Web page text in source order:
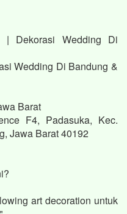
| Dekorasi Wedding Di
Wedding Di Bandung &
Barat
F4, Padasuka, Kec.
Jawa Barat 40192
art decoration untuk